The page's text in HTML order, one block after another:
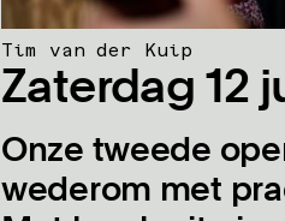
Tim van der Kuip
Zaterdag 12
Onze tweede
wederom met